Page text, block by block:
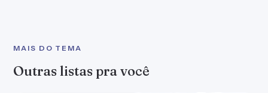
MAIS DO TEMA
Outras listas pra você